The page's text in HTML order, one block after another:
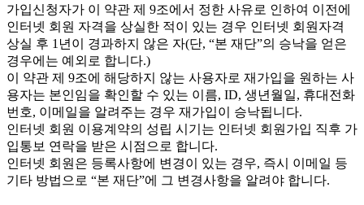
가입신청자가 이 약관 제 9조에서 정한 사유로 인하여 이전에
인터넷 회원 자격을 상실한 적이 있는 경우 인터넷 회원자격
상실 후 1년이 경과하지 않은 자(단, “본 재단”의 승낙을 얻은
경우에는 예외로 합니다.)
이 약관 제 9조에 해당하지 않는 사용자로 재가입을 원하는 사
용자는 본인임을 확인할 수 있는 이름, ID, 생년월일, 휴대전화
번호, 이메일을 알려주는 경우 재가입이 승낙됩니다.
인터넷 회원 이용계약의 성립 시기는 인터넷 회원가입 직후 가
입통보 연락을 받은 시점으로 합니다.
인터넷 회원은 등록사항에 변경이 있는 경우, 즉시 이메일 등
기타 방법으로 “본 재단”에 그 변경사항을 알려야 합니다.